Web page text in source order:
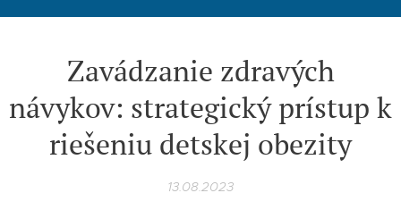
Zavádzanie zdravých
návykov: strategický prístup k
riešeniu detskej obezity
13.08.2023